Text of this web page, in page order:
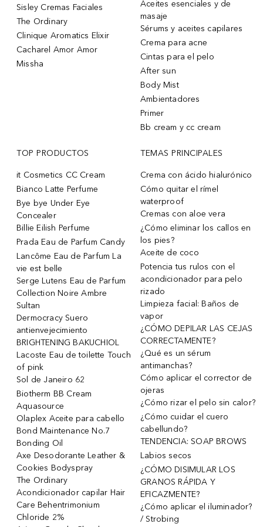
Sisley Cremas Faciales
The Ordinary
Clinique Aromatics Elixir
Cacharel Amor Amor
Missha
Aceites esenciales y de
masaje
Sérums y aceites capilares
Crema para acne
Cintas para el pelo
After sun
Body Mist
Ambientadores
Primer
Bb cream y cc cream
TOP PRODUCTOS
it Cosmetics CC Cream
Bianco Latte Perfume
Bye bye Under Eye
Concealer
Billie Eilish Perfume
Prada Eau de Parfum Candy
Lancôme Eau de Parfum La
vie est belle
Serge Lutens Eau de Parfum
Collection Noire Ambre
Sultan
Dermocracy Suero
antienvejecimiento
BRIGHTENING BAKUCHIOL
Lacoste Eau de toilette Touch
of pink
Sol de Janeiro 62
Biotherm BB Cream
Aquasource
Olaplex Aceite para cabello
Bond Maintenance No.7
Bonding Oil
Axe Desodorante Leather &
Cookies Bodyspray
The Ordinary
Acondicionador capilar Hair
Care Behentrimonium
Chloride 2%
TEMAS PRINCIPALES
Crema con ácido hialurónico
Cómo quitar el rímel
waterproof
Cremas con aloe vera
¿Cómo eliminar los callos en
los pies?
Aceite de coco
Potencia tus rulos con el
acondicionador para pelo
rizado
Limpieza facial: Baños de
vapor
¿CÓMO DEPILAR LAS CEJAS
CORRECTAMENTE?
¿Qué es un sérum
antimanchas?
Cómo aplicar el corrector de
ojeras
¿Cómo rizar el pelo sin calor?
¿Cómo cuidar el cuero
cabellundo?
TENDENCIA: SOAP BROWS
Labios secos
¿CÓMO DISIMULAR LOS
GRANOS RÁPIDA Y
EFICAZMENTE?
¿Cómo aplicar el iluminador?
/ Strobing